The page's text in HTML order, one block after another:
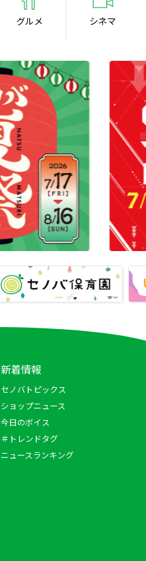
グルメ シネマ
新着情報
セノバトピックス
ショップニュース
今日のボイス
＃トレンドタグ
ニュースランキング